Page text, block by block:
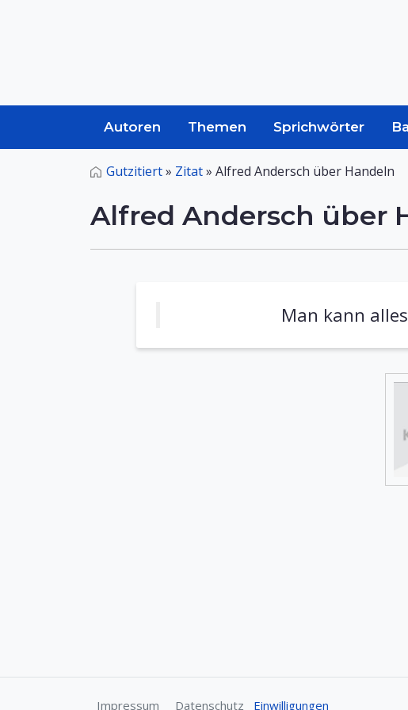
Autoren Themen Sprichwörter
Gutzitiert» Zitat» Alfred Andersch über Handeln
Alfred Andersch über
Man kann
Impressum Datenschutz Einwilligungen